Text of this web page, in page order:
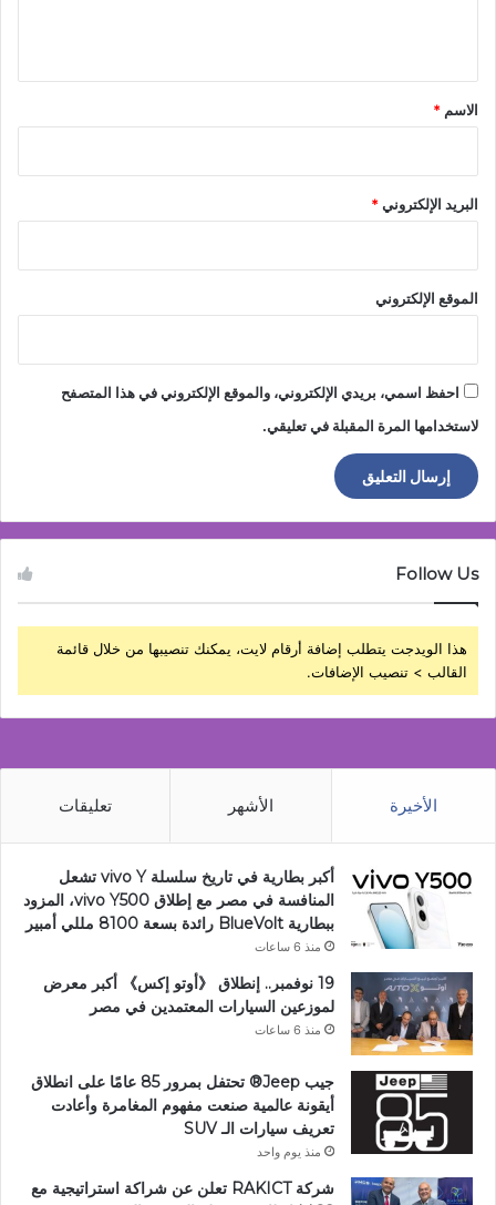
*
الاسم *
البريد الإلكتروني*
الموقع الإلكتروني
احفظ اسمي، بريدي الإلكتروني، والموقع الإلكتروني في هذا المتصفح
لاستخدامها المرة المقبلة في تعليقي.
Follow Us
هذا الويدجت يتطلب إضافة أرقام لايت، يمكنك تنصيبها من خلال قائمة
القالب > تنصيب الإضافات.
الأخيرة الأشهر تعليقات
أكبر بطارية في تاريخ سلسلة vivo Y تشعل
المنافسة في مصر مع إطلاق vivo Y500، المزود
ببطارية BlueVolt رائدة بسعة 8100 مللي أمبير
منذ 6 ساعات
19 نوفمبر.. إنطلاق 《أوتو إكس》 أكبر معرض
لموزعين السيارات المعتمدين في مصر
منذ 6 ساعات
جيب Jeep®️ تحتفل بمرور 85 عامًا على انطلاق
أيقونة عالمية صنعت مفهوم المغامرة وأعادت
تعريف سيارات الـ SUV
منذ يوم واحد
شركة RAKICT تعلن عن شراكة استراتيجية مع